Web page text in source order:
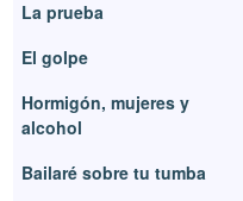
La prueba
El golpe
Hormigón, mujeres y
alcohol
Bailaré sobre tu tumba